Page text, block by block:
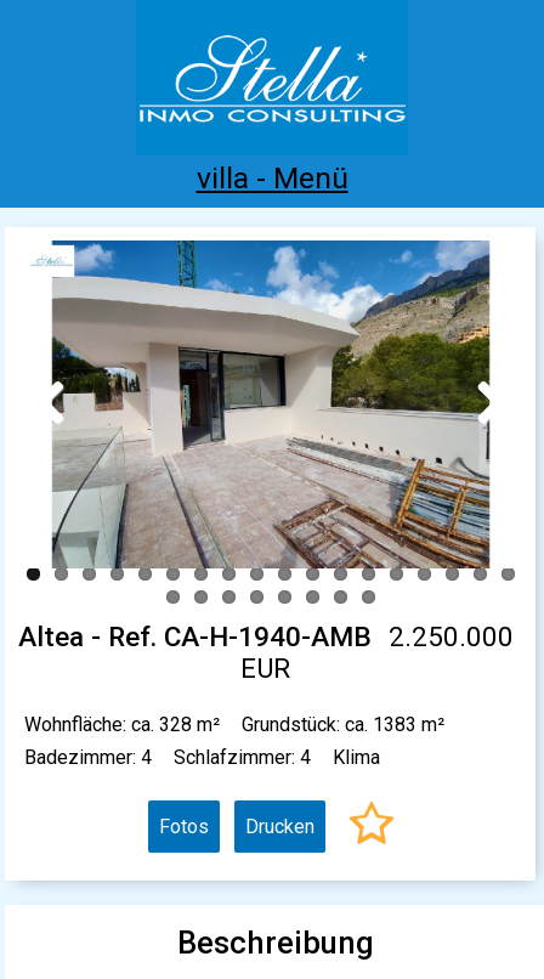
villa - Menü
Home Costa Blanca Kaufen Mieten
Neubau Infos Referenzen Kontakt
Previous Next
Altea - Ref. CA-H-1940-AMB
2.250.000
EUR
Wohnfläche: ca. 328 m²
Grundstück: ca. 1383 m²
Badezimmer: 4
Schlafzimmer: 4 Klima
Fotos Drucken
Beschreibung